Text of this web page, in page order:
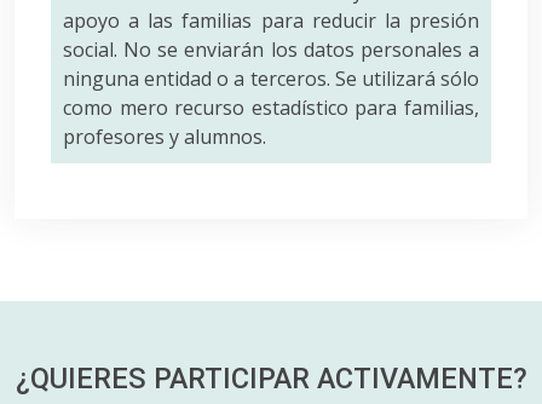
apoyo a las familias para reducir la presión
social. No se enviarán los datos personales a
ninguna entidad o a terceros. Se utilizará sólo
como mero recurso estadístico para familias,
profesores y alumnos.
¿QUIERES PARTICIPAR ACTIVAMENTE?